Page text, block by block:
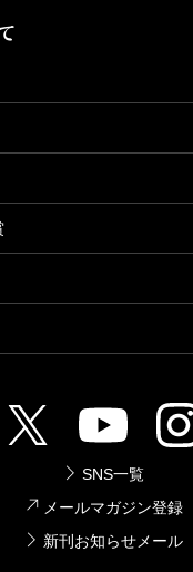
部下を選んではいけ
十軍団が来ていなか
ンを渡り、ローマに侵
ど、現実には子飼いで
かし、もう時、満ち
れた」となるわけで
反カエサル包囲網が作
いうんです。だからあ
い、と。この壮大な比
は若い人間へのアドバ
にはタイプがあるん
あること。それでい
ボーダーレス」な男が
たちのことも書かなき
マ皇帝だったフリード
SNS一覧
メールマガジン登録
新刊お知らせメール